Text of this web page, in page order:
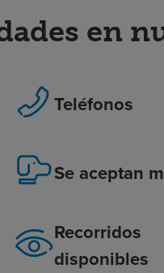
en
Teléfonos
Se aceptan
Recorridos
disponibles